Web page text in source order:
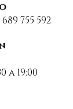
689 755 592
a 19:00